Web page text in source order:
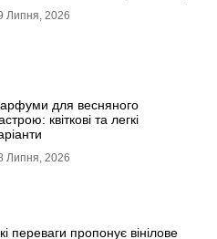
Липня, 2026
для весняного
квіткові та легкі
Липня, 2026
переваги пропонує вінілове